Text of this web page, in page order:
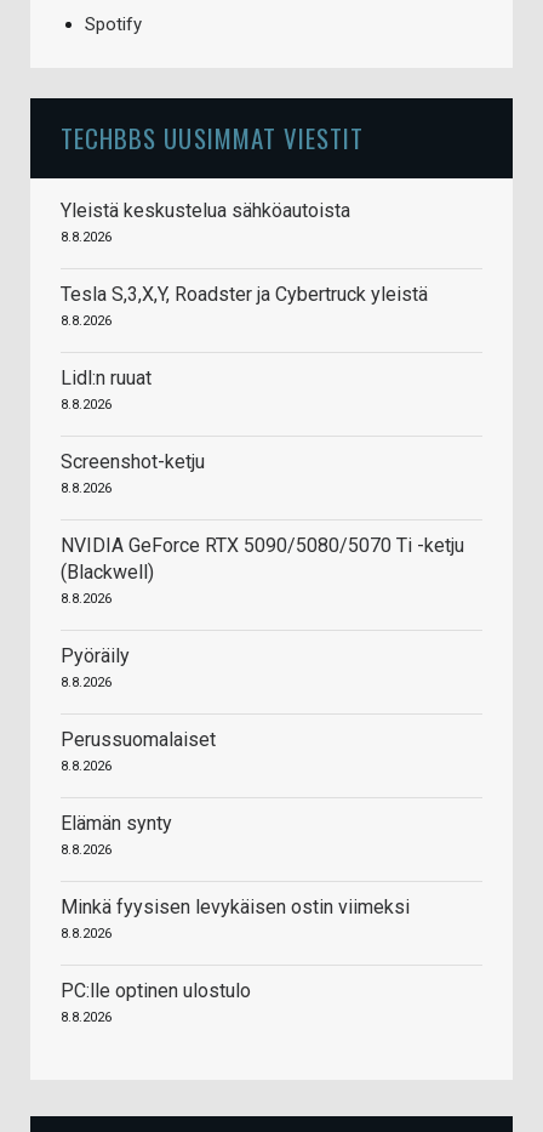
Spotify
TECHBBS UUSIMMAT VIESTIT
Yleistä keskustelua sähköautoista
8.8.2026
Tesla S,3,X,Y, Roadster ja Cybertruck yleistä
8.8.2026
Lidl:n ruuat
8.8.2026
Screenshot-ketju
8.8.2026
NVIDIA GeForce RTX 5090/5080/5070 Ti -ketju
(Blackwell)
8.8.2026
Pyöräily
8.8.2026
Perussuomalaiset
8.8.2026
Elämän synty
8.8.2026
Minkä fyysisen levykäisen ostin viimeksi
8.8.2026
PC:lle optinen ulostulo
8.8.2026